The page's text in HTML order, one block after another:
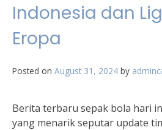
Indonesia dan
Eropa
Posted on August 31, 2024 by
Berita terbaru sepak bola hari
yang menarik seputar update